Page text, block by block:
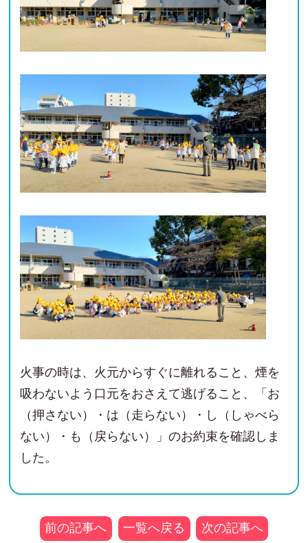
火事の時は、火元からすぐに離れること、煙を
吸わないよう口元をおさえて逃げること、「お
（押さない）・は（走らない）・し（しゃべら
ない）・も（戻らない）」のお約束を確認しま
した。
前の記事へ 一覧へ戻る 次の記事へ